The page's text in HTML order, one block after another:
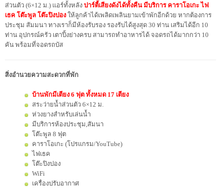
ส่วนตัว (6×12 ม.) แอร์ทั้งหลัง ปาร์ตี้เสียงดังได้ทั้งคืน มีบริการ คาราโอเกะ ไฟ
เธค โต๊ะพูล โต๊ะปิงปอง ให้ลูกค้าได้เพลิดเพลินยามเข้าพักอีกด้วย หากต้องการ
ประชุม สัมมนา ทางเราก็มีห้องรับรอง รองรับได้สูงสุด 30 ท่าน เสริมได้อีก 10
ท่าน อุปกรณ์ครัว เตาปิ้งย่างครบ สามารถทำอาหารได้ จอดรถได้มากกว่า 10
คัน พร้อมที่จอดรถบัส
สิ่งอำนวยความสะดวกที่พัก
บ้านพักมีเตียง 6 ฟุต ทั้งหมด 17 เตียง
สระว่ายน้ำส่วนตัว 6×12 ม.
ห่วงยางสำหรับเล่นน้ำ
มีบริการห้องประชุม,สัมนา
โต๊ะพูล 8 ฟุต
คาราโอเกะ (โปรแกรม/YouTube)
ไฟเธค
โต๊ะปิงปอง
WiFi
เครื่องปรับอากาศ